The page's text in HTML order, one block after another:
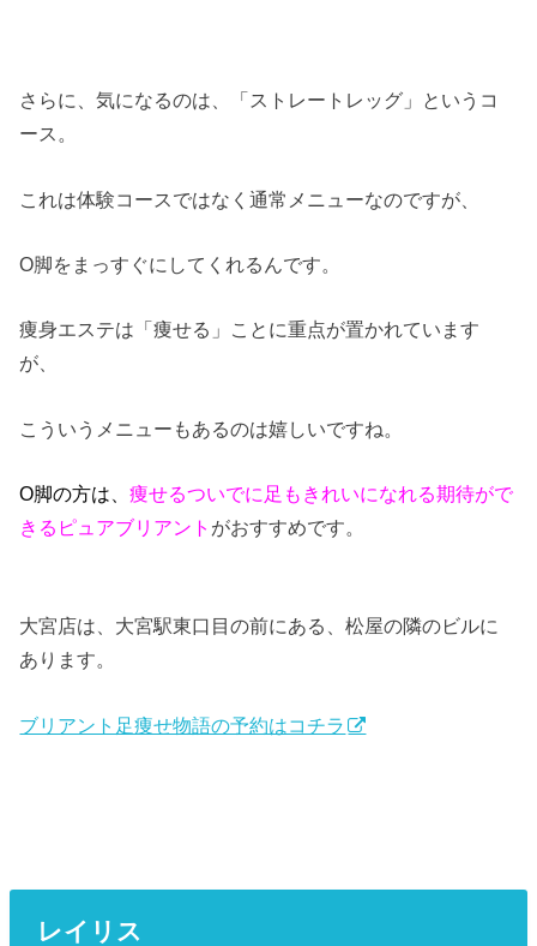
さらに、気になるのは、「ストレートレッグ」というコ
ース。
これは体験コースではなく通常メニューなのですが、
O脚をまっすぐにしてくれるんです。
痩身エステは「痩せる」ことに重点が置かれています
が、
こういうメニューもあるのは嬉しいですね。
O脚の方は、痩せるついでに足もきれいになれる期待がで
きるピュアブリアント がおすすめです。
大宮店は、大宮駅東口目の前にある、松屋の隣のビルに
あります。
ブリアント足痩せ物語の予約はコチラ
レイリス